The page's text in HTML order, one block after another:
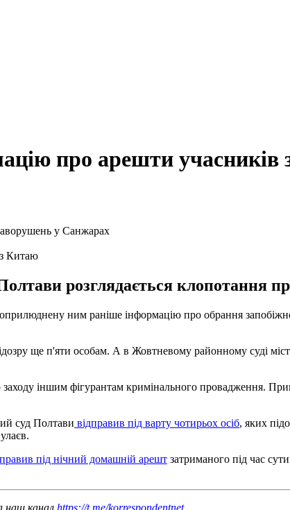
про арешти
Китаю
розглядається клопотання
оприлюднену ним раніше інформацію про обрання
ще п'яти особам. А в Жовтневому районному суді
іншим фігурантам кримінального провадження.
суд Полтави відправив під варту чотирьох осіб, яких
під нічний домашній арешт затриманого під час
наш канал https://t.me/korrespondentnet